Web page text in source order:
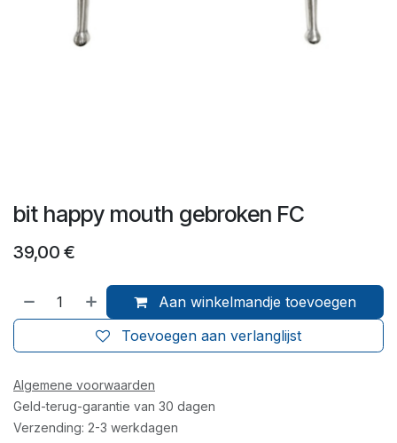
bit happy mouth gebroken FC
39,00 €
Aan winkelmandje toevoegen
Toevoegen aan verlanglijst
Algemene voorwaarden
Geld-terug-garantie van 30 dagen
Verzending: 2-3 werkdagen